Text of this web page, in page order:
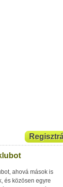
ahová mások is
és közösen egyre